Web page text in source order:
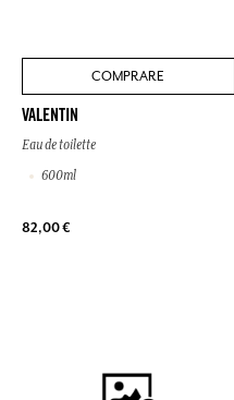
COMPRARE
VALENTIN
Eau de toilette
600ml
82,00 €